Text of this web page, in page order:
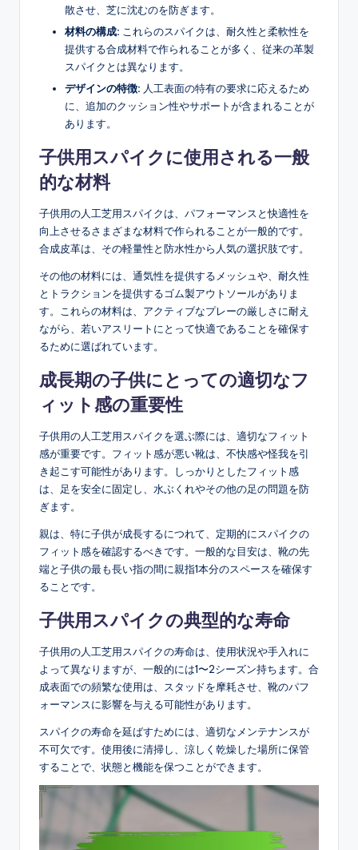
散させ、芝に沈むのを防ぎます。
材料の構成: これらのスパイクは、耐久性と柔軟性を
提供する合成材料で作られることが多く、従来の革製
スパイクとは異なります。
デザインの特徴: 人工表面の特有の要求に応えるため
に、追加のクッション性やサポートが含まれることが
あります。
子供用スパイクに使用される一般
的な材料
子供用の人工芝用スパイクは、パフォーマンスと快適性を
向上させるさまざまな材料で作られることが一般的です。
合成皮革は、その軽量性と防水性から人気の選択肢です。
その他の材料には、通気性を提供するメッシュや、耐久性
とトラクションを提供するゴム製アウトソールがありま
す。これらの材料は、アクティブなプレーの厳しさに耐え
ながら、若いアスリートにとって快適であることを確保す
るために選ばれています。
成長期の子供にとっての適切なフ
ィット感の重要性
子供用の人工芝用スパイクを選ぶ際には、適切なフィット
感が重要です。フィット感が悪い靴は、不快感や怪我を引
き起こす可能性があります。しっかりとしたフィット感
は、足を安全に固定し、水ぶくれやその他の足の問題を防
ぎます。
親は、特に子供が成長するにつれて、定期的にスパイクの
フィット感を確認するべきです。一般的な目安は、靴の先
端と子供の最も長い指の間に親指1本分のスペースを確保す
ることです。
子供用スパイクの典型的な寿命
子供用の人工芝用スパイクの寿命は、使用状況や手入れに
よって異なりますが、一般的には1〜2シーズン持ちます。合
成表面での頻繁な使用は、スタッドを摩耗させ、靴のパフ
ォーマンスに影響を与える可能性があります。
スパイクの寿命を延ばすためには、適切なメンテナンスが
不可欠です。使用後に清掃し、涼しく乾燥した場所に保管
することで、状態と機能を保つことができます。